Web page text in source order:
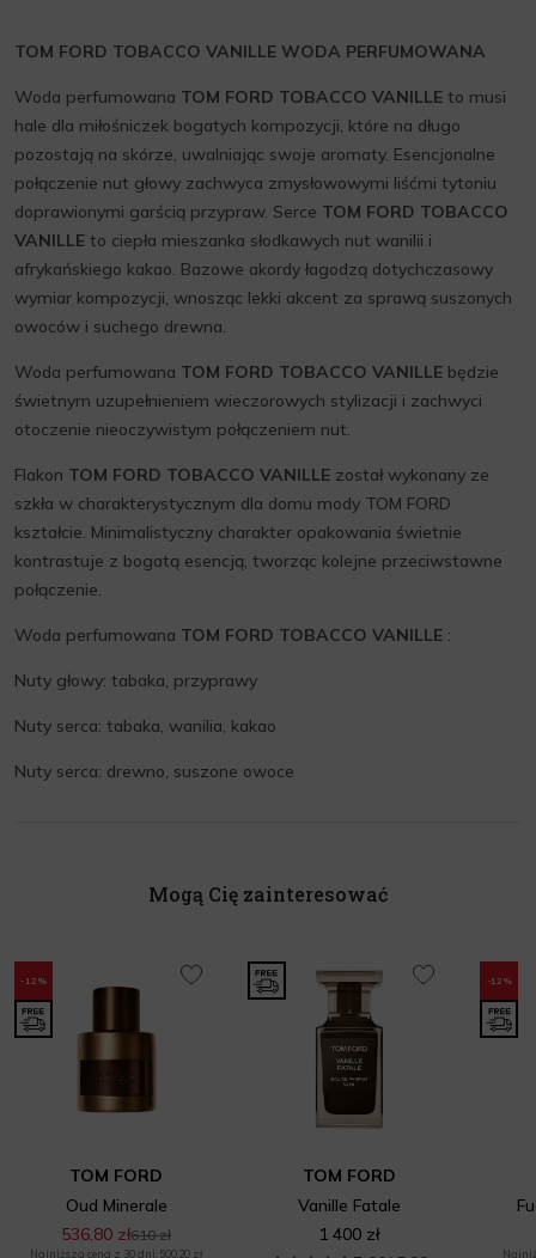
TOM FORD TOBACCO VANILLE WODA PERFUMOWANA
Woda perfumowana TOM FORD TOBACCO VANILLE to musi
hale dla miłośniczek bogatych kompozycji, które na długo
pozostają na skórze, uwalniając swoje aromaty. Esencjonalne
połączenie nut głowy zachwyca zmysłowowymi liśćmi tytoniu
doprawionymi garścią przypraw. Serce TOM FORD TOBACCO
VANILLE to ciepła mieszanka słodkawych nut wanilii i
afrykańskiego kakao. Bazowe akordy łagodzą dotychczasowy
wymiar kompozycji, wnosząc lekki akcent za sprawą suszonych
owoców i suchego drewna.
Woda perfumowana TOM FORD TOBACCO VANILLE będzie
świetnym uzupełnieniem wieczorowych stylizacji i zachwyci
otoczenie nieoczywistym połączeniem nut.
Flakon TOM FORD TOBACCO VANILLE został wykonany ze
szkła w charakterystycznym dla domu mody TOM FORD
kształcie. Minimalistyczny charakter opakowania świetnie
kontrastuje z bogatą esencją, tworząc kolejne przeciwstawne
połączenie.
Woda perfumowana TOM FORD TOBACCO VANILLE :
Nuty głowy: tabaka, przyprawy
Nuty serca: tabaka, wanilia, kakao
Nuty serca: drewno, suszone owoce
Mogą Cię zainteresować
-12%
TOM FORD
Oud Minerale
536,80 zł610 zł
Najniższa cena z 30 dni: 500,20 zł
TOM FORD
Vanille Fatale
1 400 zł
-12%